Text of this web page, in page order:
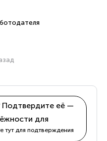
Подтвердите её —
для
тут для подтверждения